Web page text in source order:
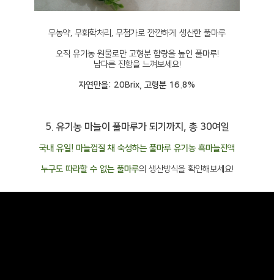
무농약, 무화학처리, 무첨가로 깐깐하게 생산한 풀마루
오직 유기농 원물로만 고형분 함량을 높인 풀마루!
남다른 진함을 느껴보세요!
자연만을: 20Brix, 고형분 16.8%
5. 유기농 마늘이 풀마루가 되기까지, 총 30여일
국내 유일! 마늘껍질 채 숙성하는 풀마루 유기농 흑마늘진액
누구도 따라할 수 없는 풀마루의 생산방식을 확인해보세요!